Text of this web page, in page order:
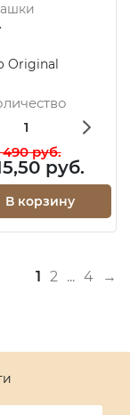
Original
490 руб.
руб.
В корзину
1 2 ... 4 →